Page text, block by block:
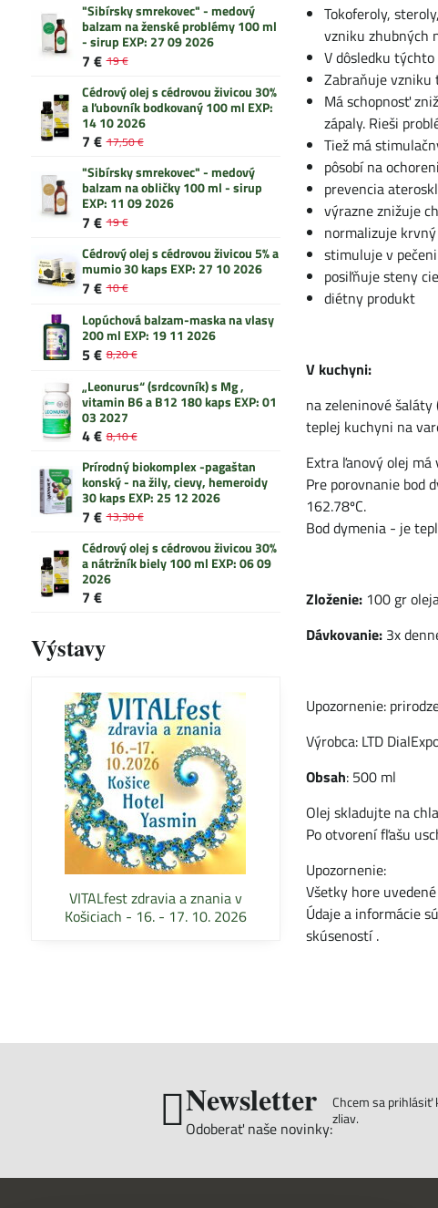
Tokoferoly,
vzniku zhubných
V dôsledku
Zabraňuje vzniku
Má schopnosť
zápaly. Rieši
Tiež má
pôsobí na
prevencia
výrazne znižuje
normalizuje
stimuluje v
posiľňuje steny
diétny produkt
V kuchyni:
na zeleninové
teplej kuchyni na
Extra ľanový olej má
Pre porovnanie bod
162.78ºC.
Bod dymenia - je
Zloženie: 100 gr
Dávkovanie: 3x
Upozornenie:
Výrobca: LTD
Obsah: 500 ml
Olej skladujte na
Po otvorení fľašu
Upozornenie:
Všetky hore
Údaje a informácie
skúseností .
"Sibírsky smrekovec" - medový
balzam na ženské problémy 100 ml
- sirup EXP: 27 09 2026
7 € 19 €
Cédrový olej s cédrovou živicou 30%
a ľubovník bodkovaný 100 ml EXP:
14 10 2026
7 € 17,50 €
"Sibírsky smrekovec" - medový
balzam na obličky 100 ml - sirup
EXP: 11 09 2026
7 € 19 €
Cédrový olej s cédrovou živicou 5% a
mumio 30 kaps EXP: 27 10 2026
7 € 10 €
Lopúchová balzam-maska na vlasy
200 ml EXP: 19 11 2026
5 € 8,20 €
„Leonurus“ (srdcovník) s Mg ,
vitamin B6 a B12 180 kaps EXP: 01
03 2027
4 € 8,10 €
Prírodný biokomplex -pagaštan
konský - na žily, cievy, hemeroidy
30 kaps EXP: 25 12 2026
7 € 13,30 €
Cédrový olej s cédrovou živicou 30%
a nátržník biely 100 ml EXP: 06 09
2026
7 €
Výstavy
VITALfest zdravia a znania v
Košiciach - 16. - 17. 10. 2026
Newsletter
Odoberať naše novinky:
Chcem sa prihlásiť
zliav.